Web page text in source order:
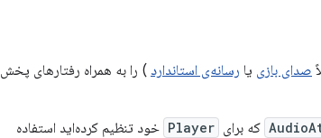
صدای بازی یا رسانه‌ی استاندارد ) را به همراه رفتارهای پخش
که برای Player خود تنظیم کرده‌اید استفاده